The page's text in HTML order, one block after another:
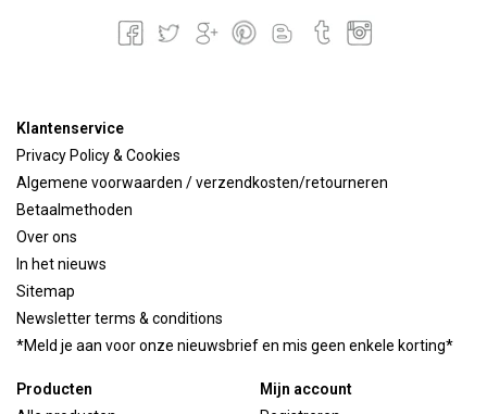
Klantenservice
Privacy Policy & Cookies
Algemene voorwaarden / verzendkosten/retourneren
Betaalmethoden
Over ons
In het nieuws
Sitemap
Newsletter terms & conditions
*Meld je aan voor onze nieuwsbrief en mis geen enkele korting*
Producten
Mijn account